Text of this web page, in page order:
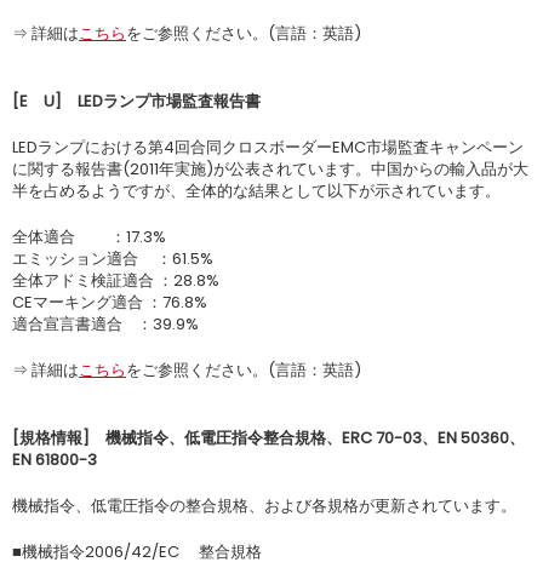
⇒ 詳細はこちらをご参照ください。(言語：英語)
[E U] LEDランプ市場監査報告書
LEDランプにおける第4回合同クロスボーダーEMC市場監査キャンペーン
に関する報告書(2011年実施)が公表されています。中国からの輸入品が大
半を占めるようですが、全体的な結果として以下が示されています。
全体適合 ：17.3%
エミッション適合 ：61.5%
全体アドミ検証適合 ：28.8%
CEマーキング適合 ：76.8%
適合宣言書適合 ：39.9%
⇒ 詳細はこちらをご参照ください。(言語：英語)
[規格情報] 機械指令、低電圧指令整合規格、ERC 70-03、EN 50360、
EN 61800-3
機械指令、低電圧指令の整合規格、および各規格が更新されています。
■機械指令2006/42/EC 整合規格